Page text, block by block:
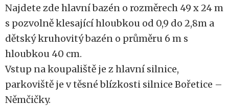
Najdete zde hlavní bazén o rozměrech 49 x 24 m
s pozvolně klesající hloubkou od 0,9 do 2,8m a
dětský kruhovitý bazén o průměru 6 m s
hloubkou 40 cm.
Vstup na koupaliště je z hlavní silnice,
parkoviště je v těsné blízkosti silnice Bořetice –
Němčičky.